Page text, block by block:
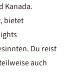
Kanada.
bietet
Du reist
auch